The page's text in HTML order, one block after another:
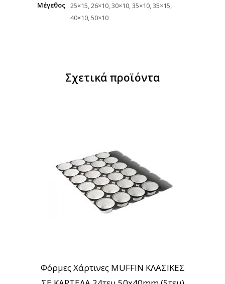
Μέγεθος 25×15, 26×10, 30×10, 35×10, 35×15,
40×10, 50×10
Σχετικά προϊόντα
Φόρμες Χάρτινες MUFFIN ΚΛΑΣΙΚΕΣ